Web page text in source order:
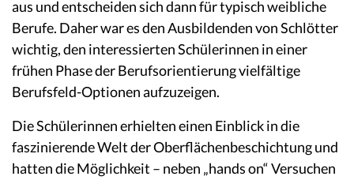
aus und entscheiden sich dann für typisch weibliche
Berufe. Daher war es den Ausbildenden von Schlötter
wichtig, den interessierten Schülerinnen in einer
frühen Phase der Berufsorientierung vielfältige
Berufsfeld-Optionen aufzuzeigen.
Die Schülerinnen erhielten einen Einblick in die
faszinierende Welt der Oberflächenbeschichtung und
hatten die Möglichkeit – neben „hands on“ Versuchen